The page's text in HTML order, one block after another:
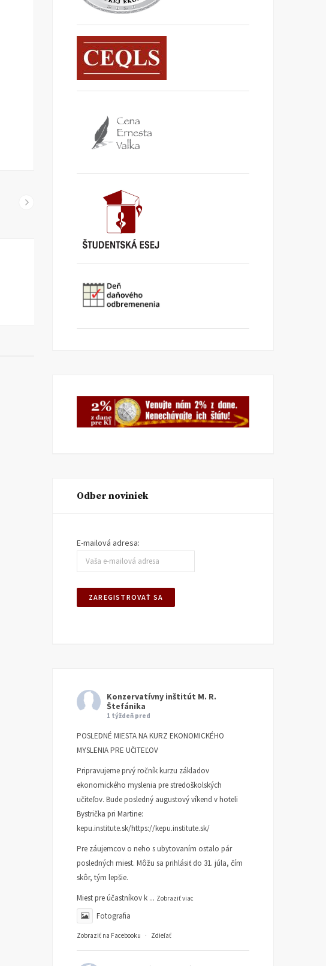
Konzervatívne listy
KONZERVATÍVNE LISTY
OKTÓBRA 2013
Konzervatívne listy /júl-
Odber noviniek
E-mailová adresa:
Konzervatívny inštitút M. R.
Štefánika
1 týždeň pred
POSLEDNÉ MIESTA NA KURZ EKONOMICKÉHO
MYSLENIA PRE UČITEĽOV
Pripravujeme prvý ročník kurzu základov
ekonomického myslenia pre stredoškolských
učiteľov. Bude posledný augustový víkend v hoteli
Bystrička pri Martine:
kepu.institute.sk/https://kepu.institute.sk/
Pre záujemcov o neho s ubytovaním ostalo pár
posledných miest. Môžu sa prihlásiť do 31. júla, čím
skôr, tým lepšie.
Miest pre účastníkov k ... Zobraziť viac
Fotografia
Zobraziť na Facebooku · Zdieľať